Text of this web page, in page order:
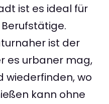
ist es ideal für
ist der
es urbaner mag,
wiederfinden, wo
kann ohne